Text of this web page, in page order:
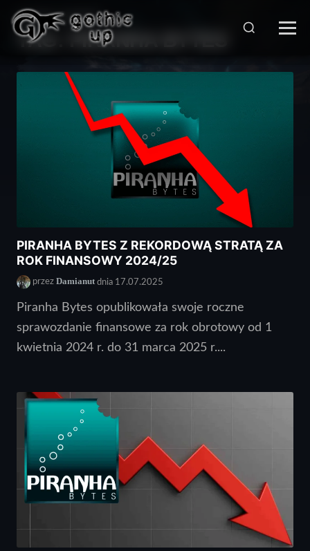
STRONA GŁÓWNA >
TAG: PIRANHA BYTES
PIRANHA BYTES Z REKORDOWĄ STRATĄ ZA
ROK FINANSOWY 2024/25
przez Damianut dnia 17.07.2025
Piranha Bytes opublikowała swoje roczne
sprawozdanie finansowe za rok obrotowy od 1
kwietnia 2024 r. do 31 marca 2025 r....